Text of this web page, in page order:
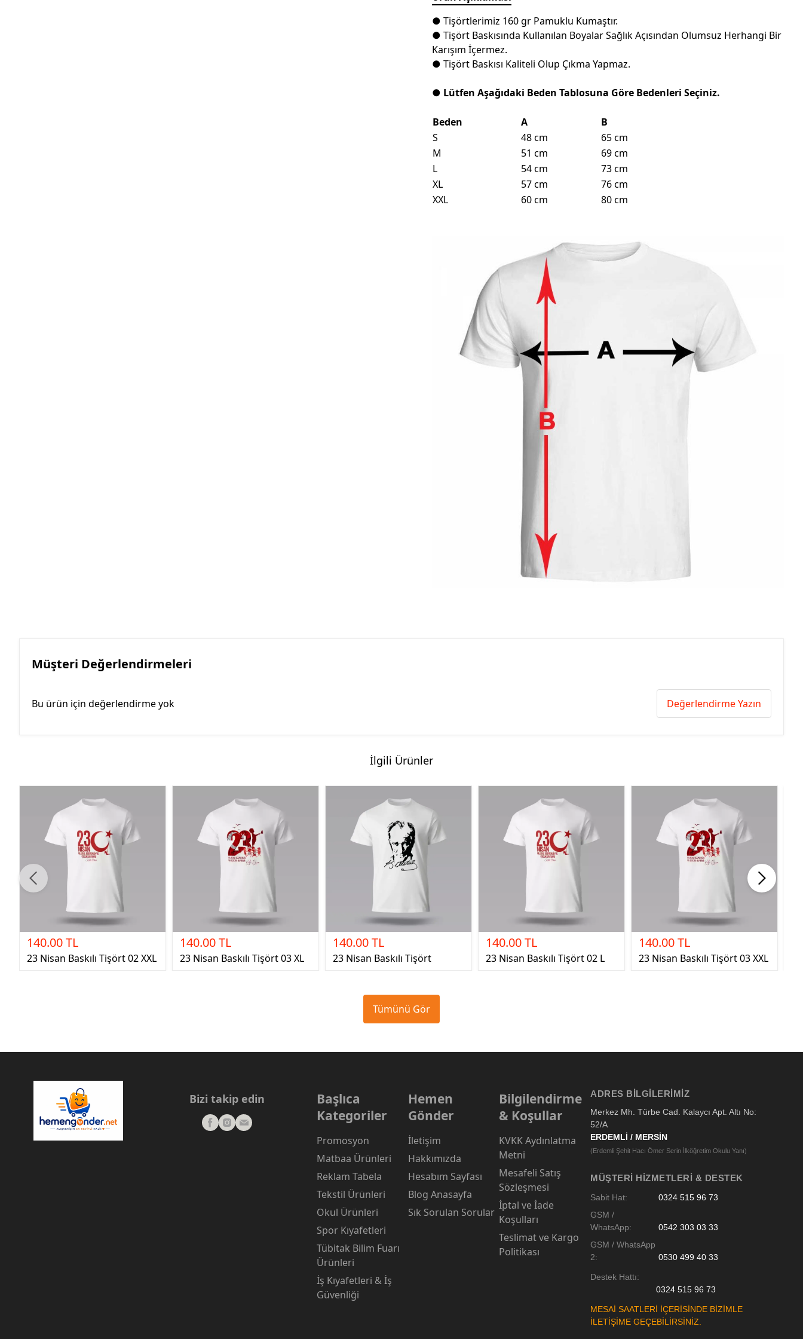
● Tişörtlerimiz 160 gr Pamuklu Kumaştır.
● Tişört Baskısında Kullanılan Boyalar Sağlık Açısından Olumsuz Herhangi Bir
Karışım İçermez.
● Tişört Baskısı Kaliteli Olup Çıkma Yapmaz.
● Lütfen Aşağıdaki Beden Tablosuna Göre Bedenleri Seçiniz.
Beden A
B
S
48 cm
65 cm
M
51 cm
69 cm
L
54 cm
73 cm
XL
57 cm
76 cm
XXL
60 cm 80 cm
Müşteri Değerlendirmeleri
Bu ürün için değerlendirme yok Değerlendirme Yazın
İlgili Ürünler
140.00 TL
23 Nisan Baskılı Tişört 02 XXL
140.00 TL
23 Nisan Baskılı Tişört 03 XL
140.00 TL
23 Nisan Baskılı Tişört
140.00 TL
23 Nisan Baskılı Tişört 02 L
140.00 TL
23 Nisan Baskılı Tişört 03 XXL
Tümünü Gör
Bizi takip edin
Başlıca
Kategoriler
Promosyon
Matbaa Ürünleri
Reklam Tabela
Tekstil Ürünleri
Okul Ürünleri
Spor Kıyafetleri
Tübitak Bilim Fuarı
Ürünleri
İş Kıyafetleri & İş
Güvenliği
Hemen
Gönder
İletişim
Hakkımızda
Hesabım Sayfası
Blog Anasayfa
Sık Sorulan Sorular
Bilgilendirme
& Koşullar
KVKK Aydınlatma
Metni
Mesafeli Satış
Sözleşmesi
İptal ve İade
Koşulları
Teslimat ve Kargo
Politikası
ADRES BILGILERIMIZ
Merkez Mh. Türbe Cad. Kalaycı Apt. Altı No:
52/A
ERDEMLİ / MERSİN
(Erdemli Şehit Hacı Ömer Serin İlköğretim Okulu Yanı)
MÜŞTERI HIZMETLERI & DESTEK
Sabit Hat:
0324 515 96 73
GSM /
WhatsApp:
0542 303 03 33
GSM / WhatsApp
2:
0530 499 40 33
Destek Hattı:
0324 515 96 73
MESAİ SAATLERİ İÇERİSİNDE BİZİMLE
İLETİŞİME GEÇEBİLİRSİNİZ.